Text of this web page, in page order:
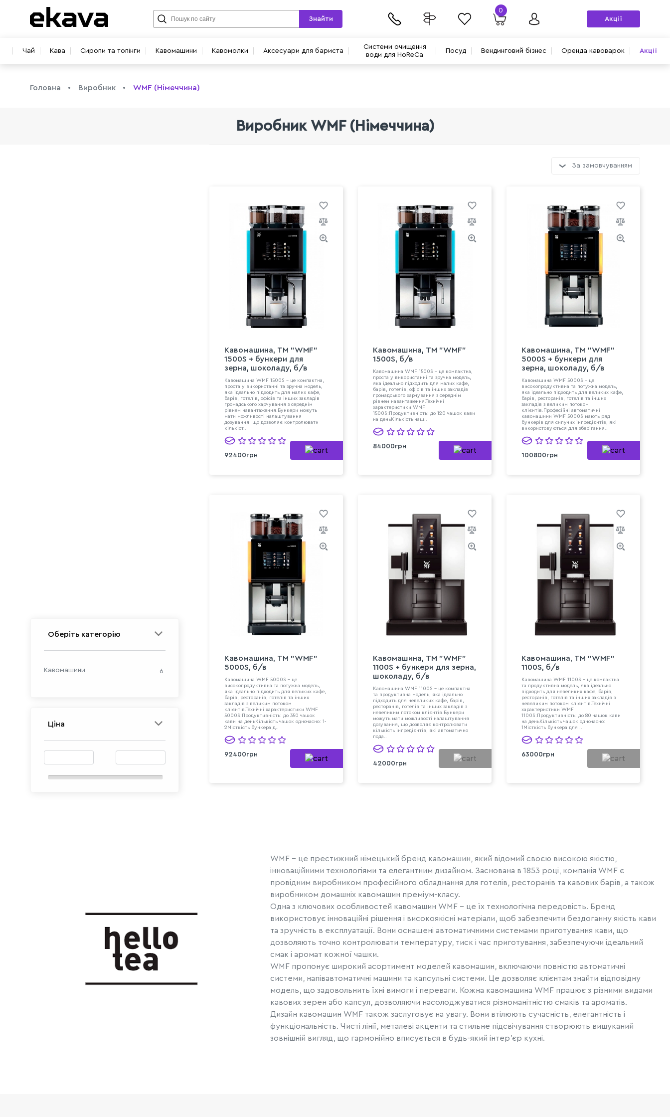
Чай Кава Сиропи та топінги Кавомашини Кавомолки Аксесуари для бариста
Системи очищення
води для HoReCa
Посуд Вендинговий бізнес Оренда кавоварок Акції
Знайти
0
Акції
Головна Виробник WMF (Німеччина)
Виробник WMF (Німеччина)
Оберіть категорію
Кавомашини 6
Ціна
За замовчуванням
Кавомашина, TM "WMF"
1500S + бункери для
зерна, шоколаду, б/в
Кавомашина WMF 1500S - це компактна,
проста у використанні та зручна модель,
яка ідеально підходить для малих кафе,
барів, готелів, офісів та інших закладів
громадського харчування з середнім
рівнем навантаження.Бункери можуть
мати можливості налаштування
дозування, що дозволяє контролювати
кількіст..
92400грн
Кавомашина, TM "WMF"
1500S, б/в
Кавомашина WMF 1500S - це компактна,
проста у використанні та зручна модель,
яка ідеально підходить для малих кафе,
барів, готелів, офісів та інших закладів
громадського харчування з середнім
рівнем навантаження.Технічні
характеристики WMF
1500S:Продуктивність: до 120 чашок кави
на деньКількість чаш..
84000грн
Кавомашина, TM "WMF"
5000S + бункери для
зерна, шоколаду, б/в
Кавомашина WMF 5000S - це
високопродуктивна та потужна модель,
яка ідеально підходить для великих кафе,
барів, ресторанів, готелів та інших
закладів з великим потоком
клієнтів.Професійні автоматичні
кавомашини WMF 5000S мають ряд
бункерів для сипучих інгредієнтів, які
використовуються для зберігання..
100800грн
Кавомашина, TM "WMF"
5000S, б/в
Кавомашина WMF 5000S - це
високопродуктивна та потужна модель,
яка ідеально підходить для великих кафе,
барів, ресторанів, готелів та інших
закладів з великим потоком
клієнтів.Технічні характеристики WMF
5000S:Продуктивність: до 350 чашок
кави на деньКількість чашок одночасно: 1-
2Місткість бункера д..
92400грн
Кавомашина, TM "WMF"
1100S + бункери для зерна,
шоколаду, б/в
Кавомашина WMF 1100S - це компактна
та продуктивна модель, яка ідеально
підходить для невеликих кафе, барів,
ресторанів, готелів та інших закладів з
невеликим потоком клієнтів.Бункери
можуть мати можливості налаштування
дозування, що дозволяє контролювати
кількість інгредієнтів, які автоматично
пода..
42000грн
Кавомашина, TM "WMF"
1100S, б/в
Кавомашина WMF 1100S - це компактна
та продуктивна модель, яка ідеально
підходить для невеликих кафе, барів,
ресторанів, готелів та інших закладів з
невеликим потоком клієнтів.Технічні
характеристики WMF
1100S:Продуктивність: до 80 чашок кави
на деньКількість чашок одночасно:
1Місткість бункера для ..
63000грн
WMF - це престижний німецький бренд кавомашин, який відомий своєю високою якістю,
інноваційними технологіями та елегантним дизайном. Заснована в 1853 році, компанія WMF є
провідним виробником професійного обладнання для готелів, ресторанів та кавових барів, а також
виробником домашніх кавомашин преміум-класу.
Одна з ключових особливостей кавомашин WMF - це їх технологічна передовість. Бренд
використовує інноваційні рішення і високоякісні матеріали, щоб забезпечити бездоганну якість кави
та зручність в експлуатації. Вони оснащені автоматичними системами приготування кави, що
дозволяють точно контролювати температуру, тиск і час приготування, забезпечуючи ідеальний
смак і аромат кожної чашки.
WMF пропонує широкий асортимент моделей кавомашин, включаючи повністю автоматичні
системи, напівавтоматичні машини та капсульні системи. Це дозволяє клієнтам знайти відповідну
модель, що задовольнить їхні вимоги і переваги. Кожна кавомашина WMF працює з різними видами
кавових зерен або капсул, дозволяючи насолоджуватися різноманітністю смаків та ароматів.
Дизайн кавомашин WMF також заслуговує на увагу. Вони втілюють сучасність, елегантність і
функціональність. Чисті лінії, металеві акценти та стильне підсвічування створюють вишуканий
зовнішній вигляд, що гармонійно вписується в будь-який інтер'єр кухні.